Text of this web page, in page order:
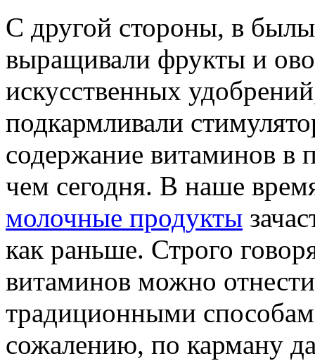
С другой стороны, в
выращивали фрукты и
искусственных
подкармливали
содержание витаминов
чем сегодня. В наше
молочные продукты
как раньше. Строго
витаминов можно
традиционными
сожалению, по карману